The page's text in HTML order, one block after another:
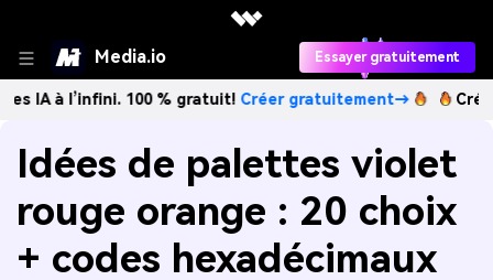
Media.io Essayer gratuitement
100 % gratuit!Créer gratuitement→ Créez des
Idées de palettes violet
rouge orange : 20 choix
+ codes hexadécimaux